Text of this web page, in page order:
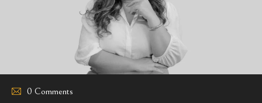
0 Comments